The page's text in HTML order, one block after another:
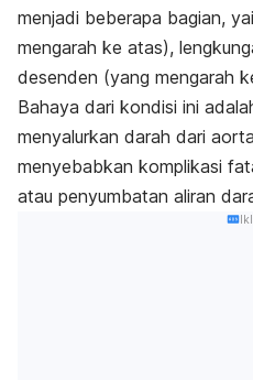
menjadi beberapa bagian,
mengarah ke atas),
desenden (yang mengarah
Bahaya dari kondisi ini
menyalurkan darah dari
menyebabkan komplikasi
atau penyumbatan aliran